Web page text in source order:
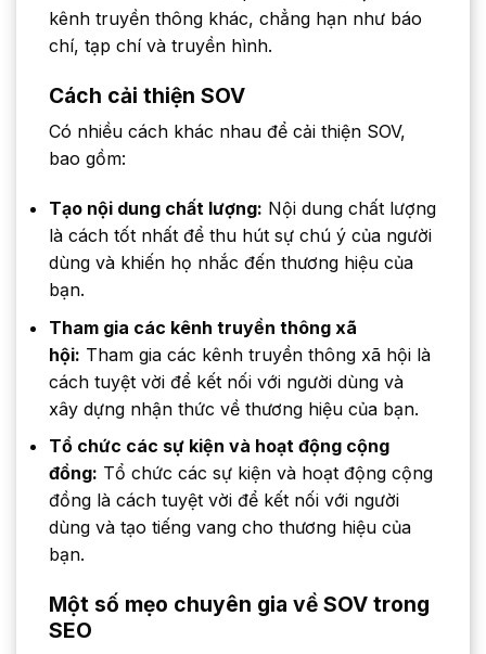
kênh truyền thông khác, chẳng hạn như báo
chí, tạp chí và truyền hình.
Cách cải thiện SOV
Có nhiều cách khác nhau để cải thiện SOV,
bao gồm:
Tạo nội dung chất lượng: Nội dung chất lượng
là cách tốt nhất để thu hút sự chú ý của người
dùng và khiến họ nhắc đến thương hiệu của
bạn.
Tham gia các kênh truyền thông xã
hội: Tham gia các kênh truyền thông xã hội là
cách tuyệt vời để kết nối với người dùng và
xây dựng nhận thức về thương hiệu của bạn.
Tổ chức các sự kiện và hoạt động cộng
đồng: Tổ chức các sự kiện và hoạt động cộng
đồng là cách tuyệt vời để kết nối với người
dùng và tạo tiếng vang cho thương hiệu của
bạn.
Một số mẹo chuyên gia về SOV trong
SEO